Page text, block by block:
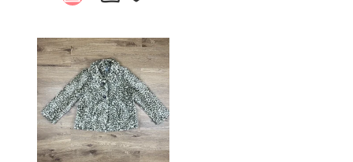
Kívánságlistára